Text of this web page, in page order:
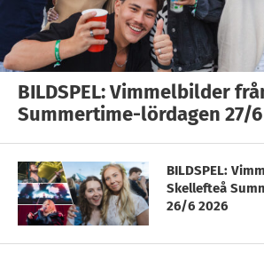
BILDSPEL: Vimmelbilder
Summertime-lördagen 27/6
BILDSPEL:
Skellefteå
26/6 2026